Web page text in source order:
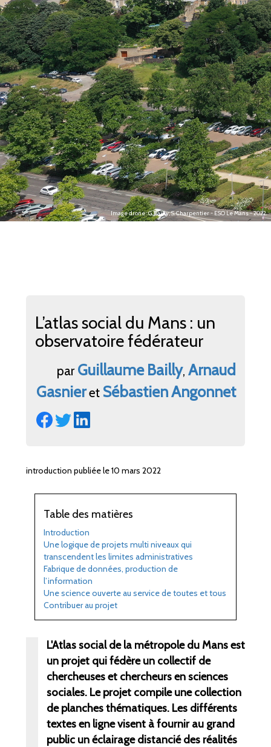
Image drone : G. Bailly, S. Charpentier - ESO Le Mans - 2022.
L’atlas social du Mans : un
observatoire fédérateur
par Guillaume Bailly, Arnaud
Gasnieret SébastienAngonnet
introduction publiée le 10 mars 2022
Table des matières
Introduction
Une logique de projets multi niveaux qui
transcendent les limites administratives
Fabrique de données, production de
l’information
Une science ouverte au service de toutes et tous
Contribuer au projet
L'Atlas social de la métropole du Mans est
un projet qui fédère un collectif de
chercheuses et chercheurs en sciences
sociales. Le projet compile une collection
de planches thématiques. Les différents
textes en ligne visent à fournir au grand
public un éclairage distancié des réalités